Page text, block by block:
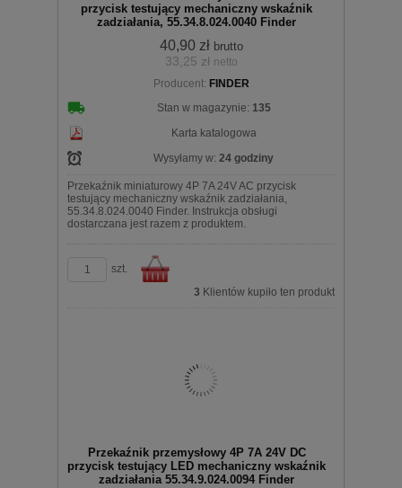
koszyka
przycisk testujący mechaniczny wskaźnik
zadziałania, 55.34.8.024.0040 Finder
40,90 zł brutto
33,25 zł netto
Producent: FINDER
Stan w magazynie: 135
Karta katalogowa
Wysyłamy w: 24 godziny
Przekaźnik miniaturowy 4P 7A 24V AC przycisk
testujący mechaniczny wskaźnik zadziałania,
55.34.8.024.0040 Finder. Instrukcja obsługi
dostarczana jest razem z produktem.
szt.
3 Klientów kupiło ten produkt
Przekaźnik przemysłowy 4P 7A 24V DC
przycisk testujący LED mechaniczny wskaźnik
zadziałania 55.34.9.024.0094 Finder